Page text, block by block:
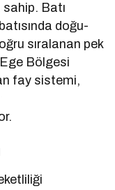
Batı
doğu-
sıralanan pek
Bölgesi
fay sistemi,